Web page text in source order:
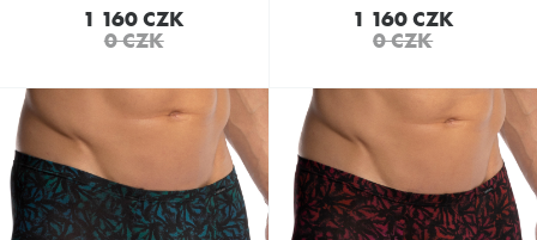
1 160 CZK
0 CZK
1 160 CZK
0 CZK